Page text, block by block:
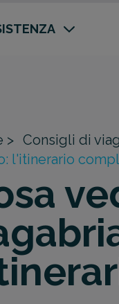
> Consigli di
l'itinerario